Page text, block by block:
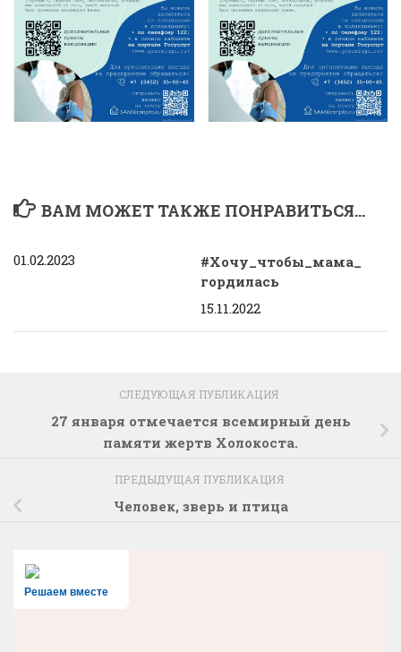
ВАМ МОЖЕТ ТАКЖЕ ПОНРАВИТЬСЯ...
01.02.2023
#Хочу_чтобы_мама_
гордилась
15.11.2022
СЛЕДУЮЩАЯ ПУБЛИКАЦИЯ
27 января отмечается всемирный день
памяти жертв Холокоста.
ПРЕДЫДУЩАЯ ПУБЛИКАЦИЯ
Человек, зверь и птица
Решаем вместе